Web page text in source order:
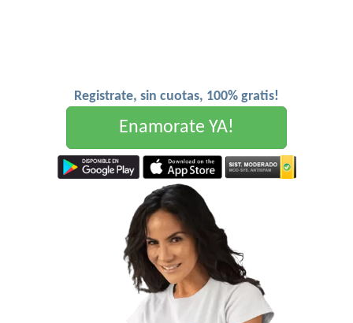
Registrate, sin cuotas, 100% gratis!
Enamorate YA!